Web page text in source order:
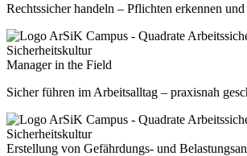
Rechtssicher handeln – Pflichten erkennen und
Manager in the Field
Sicher führen im Arbeitsalltag – praxisnah
Erstellung von Gefährdungs- und